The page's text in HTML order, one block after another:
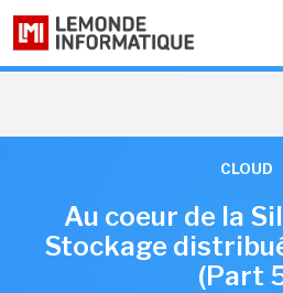
CLOUD
Au coeur de la
Stockage
(Part